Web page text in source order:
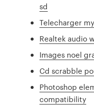
sd
Telecharger
Realtek audio
Images noel
Cd scrabble
Photoshop
compatibility